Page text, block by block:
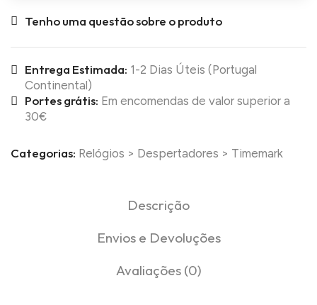
Tenho uma questão sobre o produto
Entrega Estimada: 1-2 Dias Úteis (Portugal
Continental)
Portes grátis: Em encomendas de valor superior a
30€
Categorias: Relógios > Despertadores > Timemark
Descrição
Envios e Devoluções
Avaliações (0)